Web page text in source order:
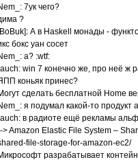
7ук чего?
?
А в Haskell монады -
бокс уан сосет
а? :wtf:
win 7 конечно же, про неё ж
коньяк принес?
сделать бесплатной Home
я подумал какой-то продукт
в радиоте ещё рекламы
> Amazon Elastic File System –
file-storage-for-amazon-ec2/
разрабатывает